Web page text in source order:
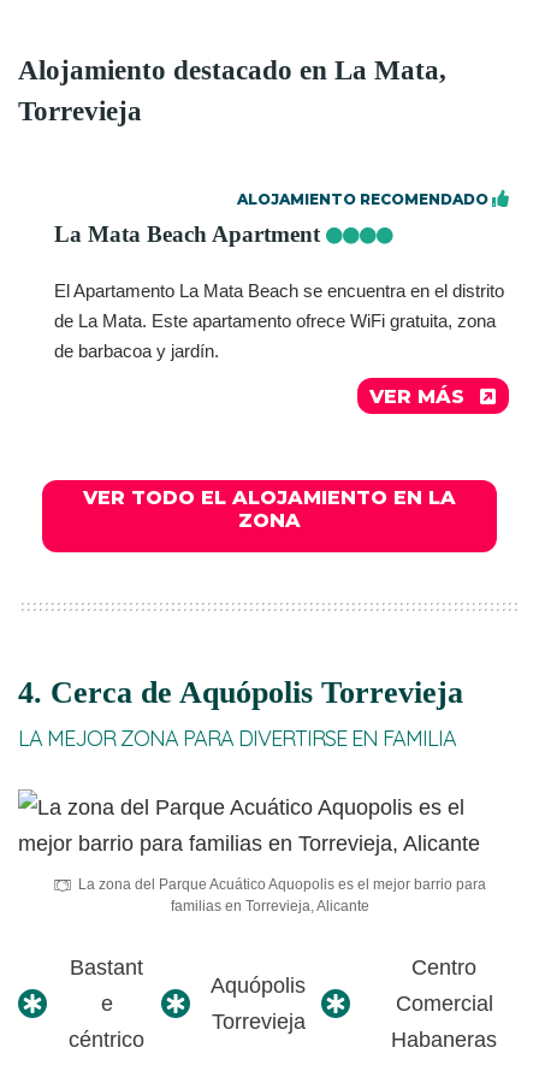
Alojamiento destacado en La Mata,
Torrevieja
ALOJAMIENTO RECOMENDADO
La Mata Beach Apartment
El Apartamento La Mata Beach se encuentra en el distrito
de La Mata. Este apartamento ofrece WiFi gratuita, zona
de barbacoa y jardín.
VER MÁS
VER TODO EL ALOJAMIENTO EN LA
ZONA
4. Cerca de Aquópolis Torrevieja
LA MEJOR ZONA PARA DIVERTIRSE EN FAMILIA
La zona del Parque Acuático Aquopolis es el mejor barrio para
familias en Torrevieja, Alicante
Bastant
e
céntrico
Aquópolis
Torrevieja
Centro
Comercial
Habaneras